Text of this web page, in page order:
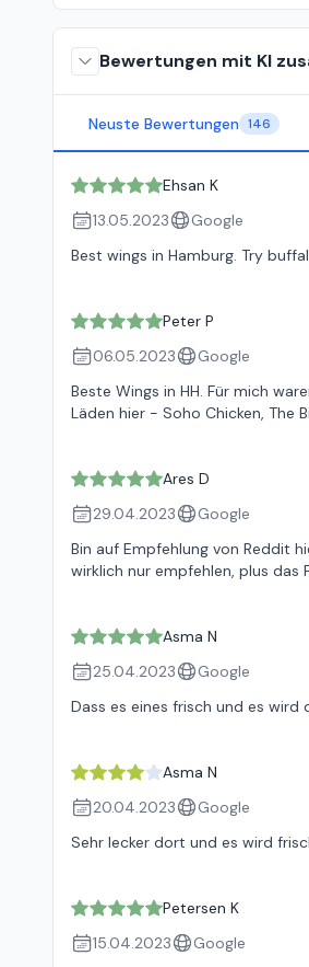
Bewertungen mit KI
Neuste Bewertungen 146
Ehsan K
13.05.2023
Google
Best wings in Hamburg. Try
Peter P
06.05.2023
Google
Beste Wings in HH. Für mich
Läden hier - Soho Chicken, The
Ares D
29.04.2023
Google
Bin auf Empfehlung von Reddit
wirklich nur empfehlen, plus das
Asma N
25.04.2023
Google
Dass es eines frisch und es
Asma N
20.04.2023
Google
Sehr lecker dort und es wird
Petersen K
15.04.2023
Google